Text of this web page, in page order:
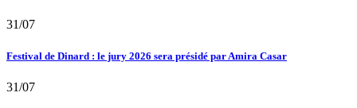
31/07
Festival de Dinard : le jury 2026 sera présidé par Amira Casar
31/07